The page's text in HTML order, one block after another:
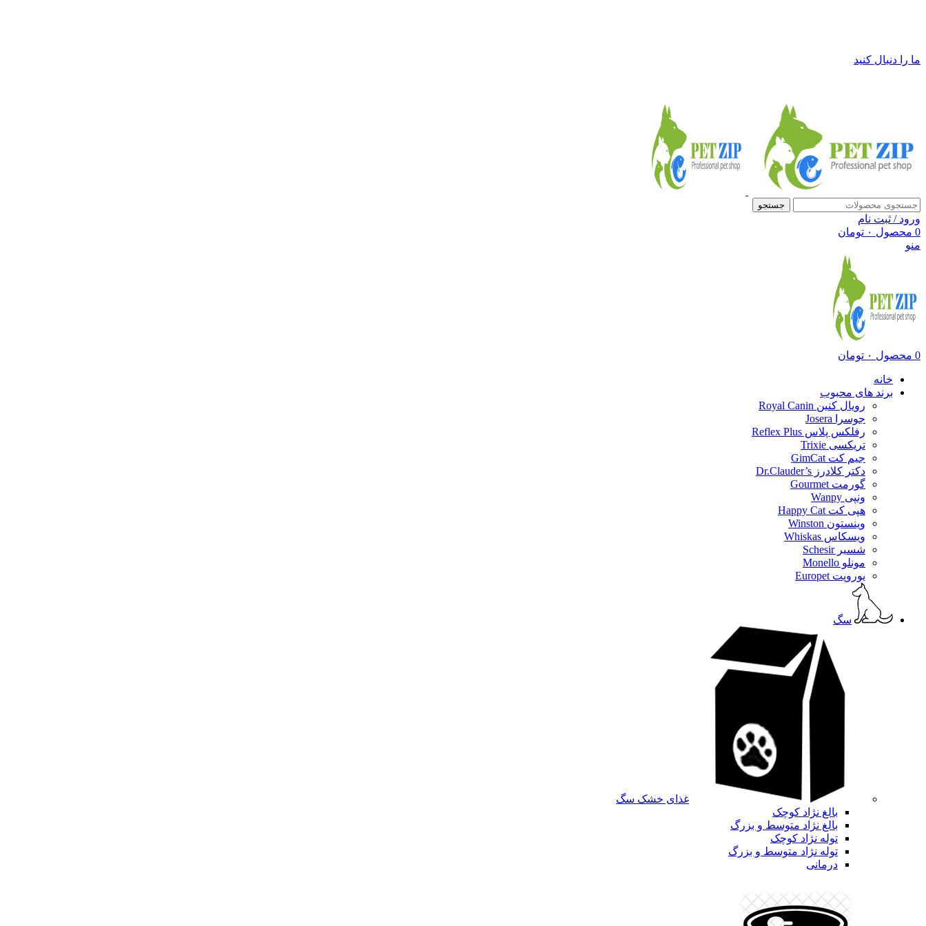
ما را دنبال کنید
جستجو
ورود / ثبت نام
0 محصول ۰ تومان
منو
0 محصول ۰ تومان
خانه
برند های محبوب
رویال کنین Royal Canin
جوسرا Josera
رفلکس پلاس Reflex Plus
تریکسی Trixie
جیم کت GimCat
دکتر کلادرز Dr.Clauder’s
گورمت Gourmet
ونپی Wanpy
هپی کت Happy Cat
وینستون Winston
ویسکاس Whiskas
شسیر Schesir
مونلو Monello
یوروپت Europet
سگ
غذای خشک سگ
بالغ نژاد کوچک
بالغ نژاد متوسط و بزرگ
توله نژاد کوچک
توله نژاد متوسط و بزرگ
درمانی